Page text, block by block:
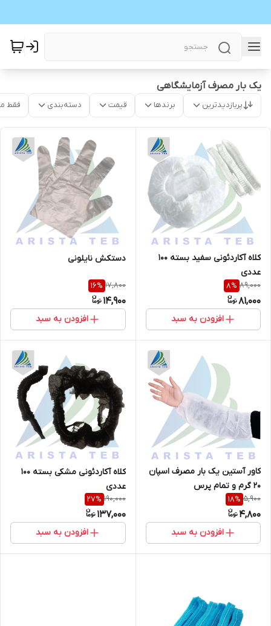
یک بار مصرف آزمایشگاهی
پربازدیدترین برندها قیمت دسته‌بندی فقط
کلاه آکاردئونی سفید بسته ۱۰۰
عددی
89,000
8%
81,000
افزودن به سبد
دستکش نایلونی
17,800
16%
14,900
افزودن به سبد
کاور آستین یک بار مصرف اسپان
20 گرم و تمام پرس
5,900
18%
4,800
افزودن به سبد
کلاه آکاردئونی مشکی بسته 100
عددی
190,000
27%
137,000
افزودن به سبد